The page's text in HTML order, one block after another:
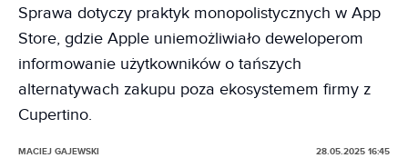
Sprawa dotyczy praktyk monopolistycznych w App
Store, gdzie Apple uniemożliwiało deweloperom
informowanie użytkowników o tańszych
alternatywach zakupu poza ekosystemem firmy z
Cupertino.
MACIEJ GAJEWSKI 28.05.2025 16:45